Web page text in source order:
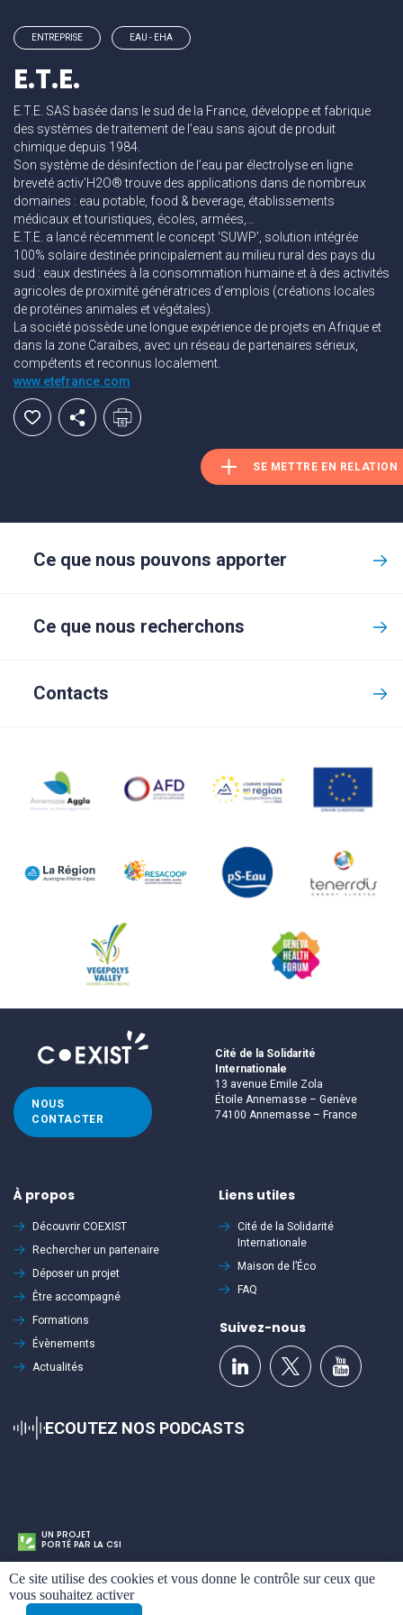
ENTREPRISE EAU - EHA
E.T.E.
E.T.E. SAS basée dans le sud de la France, développe et fabrique
des systèmes de traitement de l’eau sans ajout de produit
chimique depuis 1984.
Son système de désinfection de l’eau par électrolyse en ligne
breveté activ’H2O® trouve des applications dans de nombreux
domaines : eau potable, food & beverage, établissements
médicaux et touristiques, écoles, armées,…
E.T.E. a lancé récemment le concept ‘SUWP’, solution intégrée
100% solaire destinée principalement au milieu rural des pays du
sud : eaux destinées à la consommation humaine et à des activités
agricoles de proximité génératrices d’emplois (créations locales
de protéines animales et végétales).
La société possède une longue expérience de projets en Afrique et
dans la zone Caraïbes, avec un réseau de partenaires sérieux,
compétents et reconnus localement.
www.etefrance.com
SE METTRE EN RELATION
Ce que nous pouvons apporter
Ce que nous recherchons
Contacts
NOUS
CONTACTER
Cité de la Solidarité
Internationale
13 avenue Emile Zola
Étoile Annemasse – Genève
74100 Annemasse – France
À propos
Découvrir COEXIST
Rechercher un partenaire
Déposer un projet
Être accompagné
Formations
Évènements
Actualités
Liens utiles
Cité de la Solidarité
Internationale
Maison de l’Éco
FAQ
Suivez-nous
ECOUTEZ NOS PODCASTS
UN PROJET
PORTÉ PAR LA CSI
Mentions légalesPolitique de confidentialitéPlan du site Cookies
Ce site utilise des cookies et vous donne le contrôle sur ceux que
vous souhaitez activer